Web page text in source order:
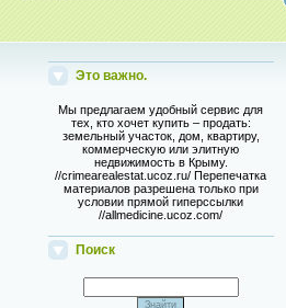
Это важно.
Мы предлагаем удобный сервис для
тех, кто хочет купить – продать:
земельный участок, дом, квартиру,
коммерческую или элитную
недвижимость в Крыму.
//crimearealestat.ucoz.ru/ Перепечатка
материалов разрешена только при
условии прямой гиперссылки
//allmedicine.ucoz.com/
Поиск